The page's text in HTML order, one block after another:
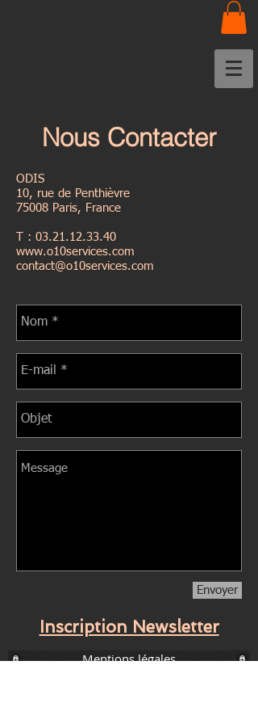
Nous Contacter
ODIS
10, rue de Penthièvre
75008 Paris, France
T : 03.21.12.33.40
www.o10services.com
contact@o10services.com
Envoyer
Inscription Newsletter
Mentions légales